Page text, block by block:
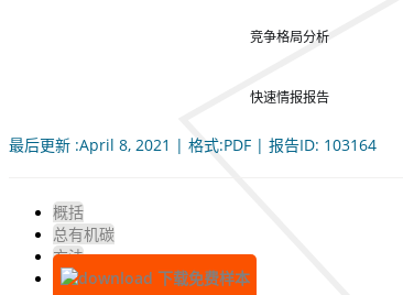
竞争格局分析
快速情报报告
最后更新 :April 8, 2021 | 格式:PDF | 报告ID: 103164
概括
总有机碳
方法
下载免费样本